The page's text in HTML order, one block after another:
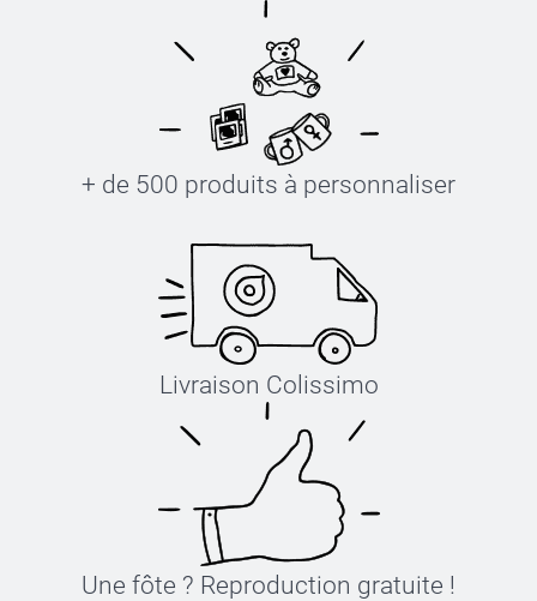
+ de 500 produits à personnaliser
Livraison Colissimo
Une fôte ? Reproduction gratuite !